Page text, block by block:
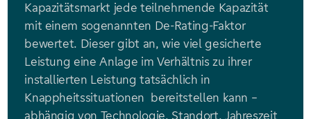
Kapazitätsmarkt jede teilnehmende Kapazität
mit einem sogenannten De-Rating-Faktor
bewertet. Dieser gibt an, wie viel gesicherte
Leistung eine Anlage im Verhältnis zu ihrer
installierten Leistung tatsächlich in
Knappheitssituationen bereitstellen kann –
abhängig von Technologie, Standort, Jahreszeit